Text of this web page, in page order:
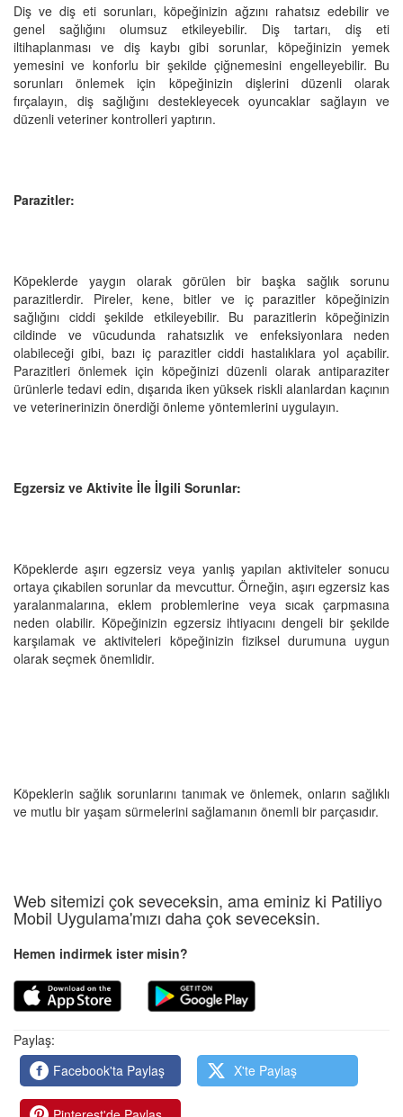
Diş ve diş eti sorunları, köpeğinizin ağzını rahatsız edebilir ve
genel sağlığını olumsuz etkileyebilir. Diş tartarı, diş eti
iltihaplanması ve diş kaybı gibi sorunlar, köpeğinizin yemek
yemesini ve konforlu bir şekilde çiğnemesini engelleyebilir. Bu
sorunları önlemek için köpeğinizin dişlerini düzenli olarak
fırçalayın, diş sağlığını destekleyecek oyuncaklar sağlayın ve
düzenli veteriner kontrolleri yaptırın.
Parazitler:
Köpeklerde yaygın olarak görülen bir başka sağlık sorunu
parazitlerdir. Pireler, kene, bitler ve iç parazitler köpeğinizin
sağlığını ciddi şekilde etkileyebilir. Bu parazitlerin köpeğinizin
cildinde ve vücudunda rahatsızlık ve enfeksiyonlara neden
olabileceği gibi, bazı iç parazitler ciddi hastalıklara yol açabilir.
Parazitleri önlemek için köpeğinizi düzenli olarak antiparaziter
ürünlerle tedavi edin, dışarıda iken yüksek riskli alanlardan kaçının
ve veterinerinizin önerdiği önleme yöntemlerini uygulayın.
Egzersiz ve Aktivite İle İlgili Sorunlar:
Köpeklerde aşırı egzersiz veya yanlış yapılan aktiviteler sonucu
ortaya çıkabilen sorunlar da mevcuttur. Örneğin, aşırı egzersiz kas
yaralanmalarına, eklem problemlerine veya sıcak çarpmasına
neden olabilir. Köpeğinizin egzersiz ihtiyacını dengeli bir şekilde
karşılamak ve aktiviteleri köpeğinizin fiziksel durumuna uygun
olarak seçmek önemlidir.
Köpeklerin sağlık sorunlarını tanımak ve önlemek, onların sağlıklı
ve mutlu bir yaşam sürmelerini sağlamanın önemli bir parçasıdır.
Web sitemizi çok seveceksin, ama eminiz ki Patiliyo
Mobil Uygulama'mızı daha çok seveceksin.
Hemen indirmek ister misin?
Paylaş:
Facebook'ta Paylaş
X'te Paylaş